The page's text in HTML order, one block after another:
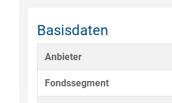
Basisdaten
Anbieter
Fondssegment